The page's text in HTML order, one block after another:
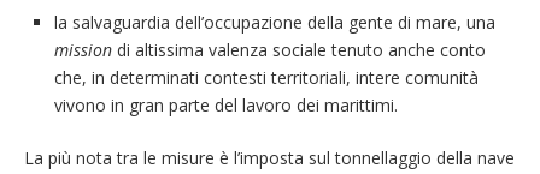
la salvaguardia dell’occupazione della gente di mare, una
mission di altissima valenza sociale tenuto anche conto
che, in determinati contesti territoriali, intere comunità
vivono in gran parte del lavoro dei marittimi.
La più nota tra le misure è l’imposta sul tonnellaggio della nave